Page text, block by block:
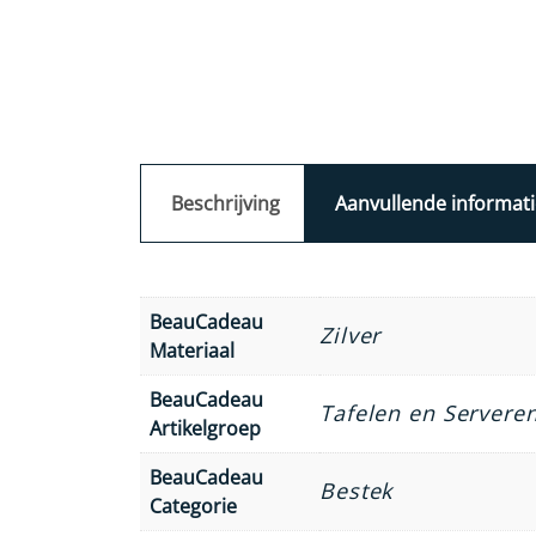
Beschrijving Aanvullende
BeauCadeau
Materiaal
Zilver
BeauCadeau
Artikelgroep
Tafelen en
BeauCadeau
Categorie
Bestek